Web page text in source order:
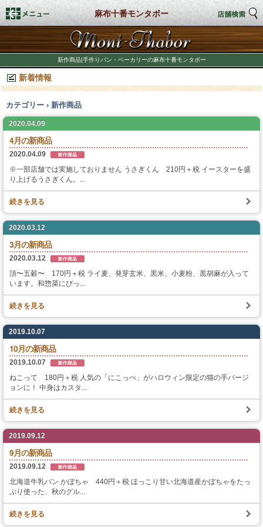
麻布十番モンタボー
新作商品|手作りパン・ベーカリーの麻布十番モンタボー
新着情報
カテゴリー › 新作商品
2020.04.09
4月の新商品
2020.04.09
※一部店舗では実施しておりません うさぎくん 210円＋税 イースターを盛
り上げるうさぎくん。...
続きを見る
2020.03.12
3月の新商品
2020.03.12
頂〜五穀〜 170円＋税 ライ麦、発芽玄米、黒米、小麦粉、黒胡麻が入って
います。和惣菜にぴっ...
続きを見る
2019.10.07
10月の新商品
2019.10.07
ねこって 180円＋税 人気の「にこっぺ」がハロウィン限定の猫の手バージ
ョンに！ 中身はカスタ...
続きを見る
2019.09.12
9月の新商品
2019.09.12
北海道牛乳パン かぼちゃ 440円＋税 ほっこり甘い北海道産かぼちゃをたっ
ぷり使った、秋のグル...
続きを見る
トップページ
店舗検索
新着情報
商品情報
期間限定商品
私たちのこだわり
商品づくり
スタッフの心得
パンと合うおすすめ料理!!
モンタボー公式ショップ
会社情報
採用情報
本社 〒103-0024
東京都中央区日本橋小舟町7番2号
TEL 03-3662-2582(代表)
Rights Reserved.